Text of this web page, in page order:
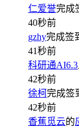
仁爱誉完成
40秒前
gzhy完成签
41秒前
科研通AI6.3
42秒前
徐柯完成签
42秒前
香蕉觅云的